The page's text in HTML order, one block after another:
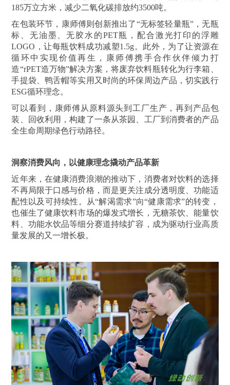
185万立方米，减少二氧化碳排放约3500吨。
在包装环节，康师傅则创新推出了“无标签轻量瓶”，无瓶
标、无油墨、无胶水的PET瓶，配合激光打印的浮雕
LOGO，让每瓶饮料成功减塑1.5g。此外，为了让资源在
循环中实现价值再生，康师傅携手合作伙伴倾力打
造“rPET造万物”解决方案，将废弃饮料瓶转化为行李箱、
手提袋、鸭舌帽等实用又时尚的环保周边产品，切实践行
ESG循环理念。
可以看到，康师傅从原料源头到工厂生产，再到产品包
装、回收利用，构建了一条从茶园、工厂到消费者的产品
全生命周期绿色行动路径。
洞察消费风向，以健康理念撬动产品革新
近年来，在健康消费浪潮的推动下，消费者对饮料的选择
不再局限于口感与价格，而是更关注成分透明度、功能适
配性以及可持续性。从“解渴需求”向“健康需求”的转变，
也催生了健康饮料市场的爆发式增长，无糖茶饮、能量饮
料、功能水饮品等细分赛道持续扩容，成为驱动行业高质
量发展的又一增长极。